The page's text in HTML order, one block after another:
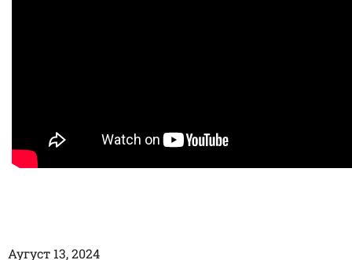
Аугуст 13, 2024